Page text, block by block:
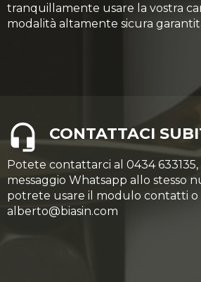
tranquillamente usare la vostra
modalità altamente sicura
CONTATTACI
Potete contattarci al 0434 633135,
messaggio Whatsapp allo stesso
potrete usare il modulo contatti o
alberto@biasin.com